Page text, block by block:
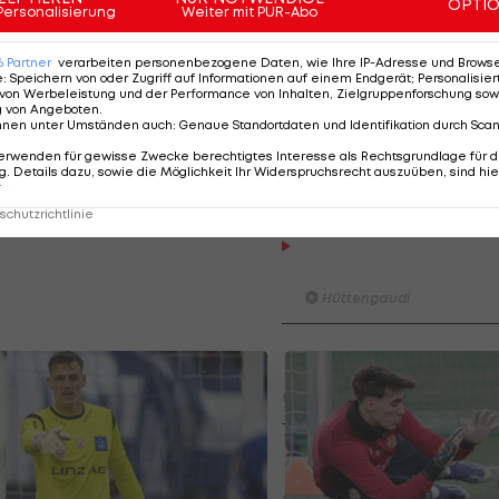
und die Meisterschaft als Dritter beendet -, den
und Sampdoria, das auf Rang 15 gelandet ist,
der Höhe von rund fünf Millionen Euro
2022 in Hütteldorf unter Vertrag.
Der legendäre Durchmarsch
Tirol I #Zwarakonferenz
Zwarakonferenz
Am Stammtisch bei Andy
Knett
Weiter mit PUR-Abo
Partner verarbeiten personenbezogene Daten, wie Ihre IP-Adresse und
: Speichern von oder Zugriff auf Informationen auf einem Endgerät;
Werbeleistung und der Performance von Inhalten, Zielgruppenforschung
von Angeboten.
unter Umständen auch: Genaue Standortdaten und Identifikation durch
für gewisse Zwecke berechtigtes Interesse als Rechtsgrundlage für
Details dazu, sowie die Möglichkeit Ihr Widerspruchsrecht auszuüben, sind